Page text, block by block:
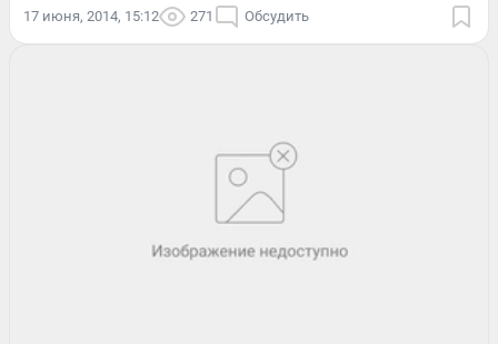
17 июня, 2014, 15:12 271 Обсудить